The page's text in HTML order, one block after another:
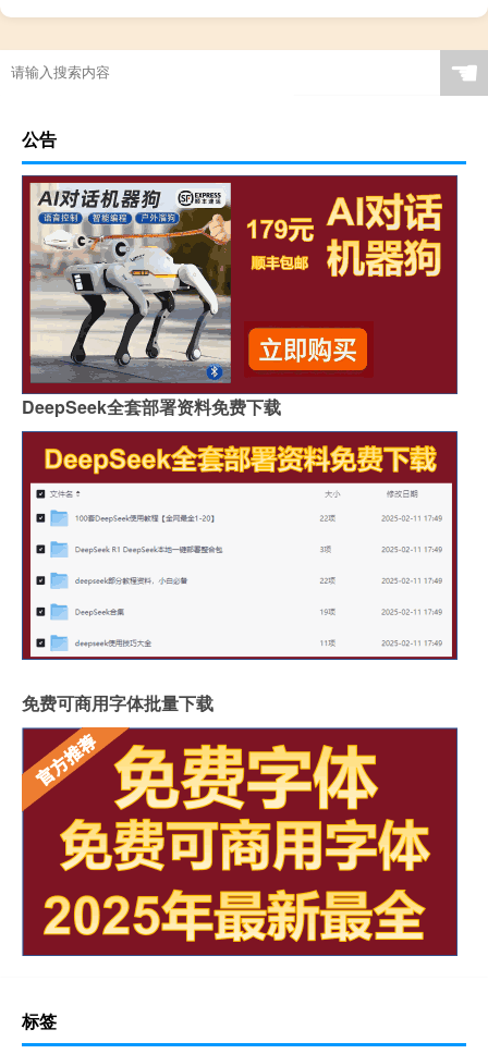
☚
公告
DeepSeek全套部署资料免费下载
免费可商用字体批量下载
标签